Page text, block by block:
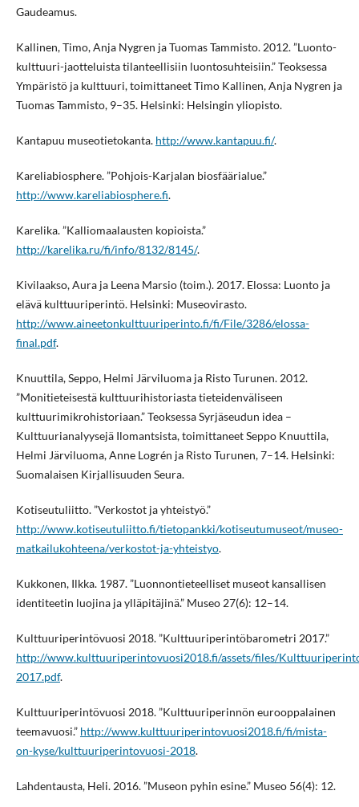
Gaudeamus.
Kallinen, Timo, Anja Nygren ja Tuomas Tammisto. 2012. ”Luonto-
kulttuuri-jaotteluista tilanteellisiin luontosuhteisiin.” Teoksessa
Ympäristö ja kulttuuri, toimittaneet Timo Kallinen, Anja Nygren ja
Tuomas Tammisto, 9–35. Helsinki: Helsingin yliopisto.
Kantapuu museotietokanta. http://www.kantapuu.fi/.
Kareliabiosphere. ”Pohjois-Karjalan biosfäärialue.”
http://www.kareliabiosphere.fi.
Karelika. ”Kalliomaalausten kopioista.”
http://karelika.ru/fi/info/8132/8145/.
Kivilaakso, Aura ja Leena Marsio (toim.). 2017. Elossa: Luonto ja
elävä kulttuuriperintö. Helsinki: Museovirasto.
http://www.aineetonkulttuuriperinto.fi/fi/File/3286/elossa-
final.pdf.
Knuuttila, Seppo, Helmi Järviluoma ja Risto Turunen. 2012.
”Monitieteisestä kulttuurihistoriasta tieteidenväliseen
kulttuurimikrohistoriaan.” Teoksessa Syrjäseudun idea –
Kulttuurianalyysejä Ilomantsista, toimittaneet Seppo Knuuttila,
Helmi Järviluoma, Anne Logrén ja Risto Turunen, 7–14. Helsinki:
Suomalaisen Kirjallisuuden Seura.
Kotiseutuliitto. ”Verkostot ja yhteistyö.”
http://www.kotiseutuliitto.fi/tietopankki/kotiseutumuseot/museo-
matkailukohteena/verkostot-ja-yhteistyo.
Kukkonen, Ilkka. 1987. ”Luonnontieteelliset museot kansallisen
identiteetin luojina ja ylläpitäjinä.” Museo 27(6): 12–14.
Kulttuuriperintövuosi 2018. ”Kulttuuriperintöbarometri 2017.”
http://www.kulttuuriperintovuosi2018.fi/assets/files/
2017.pdf.
Kulttuuriperintövuosi 2018. ”Kulttuuriperinnön eurooppalainen
teemavuosi.” http://www.kulttuuriperintovuosi2018.fi/fi/mista-
on-kyse/kulttuuriperintovuosi-2018.
Lahdentausta, Heli. 2016. ”Museon pyhin esine.” Museo 56(4): 12.